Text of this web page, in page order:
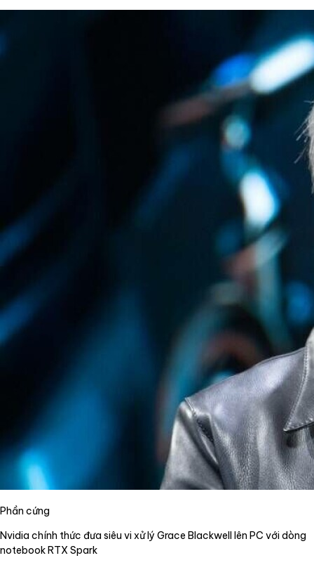
Phần cứng
Nvidia chính thức đưa siêu vi xử lý Grace Blackwell lên PC với dòng
notebook RTX Spark